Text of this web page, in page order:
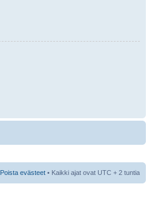
Poista evästeet • Kaikki ajat ovat UTC + 2 tuntia